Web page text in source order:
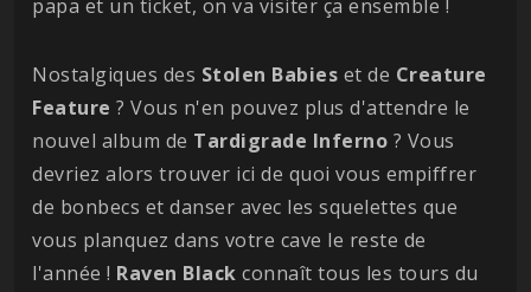
papa et un ticket, on va visiter ça ensemble !
Nostalgiques des Stolen Babies et de Creature
Feature ? Vous n'en pouvez plus d'attendre le
nouvel album de Tardigrade Inferno ? Vous
devriez alors trouver ici de quoi vous empiffrer
de bonbecs et danser avec les squelettes que
vous planquez dans votre cave le reste de
l'année ! Raven Black connaît tous les tours du